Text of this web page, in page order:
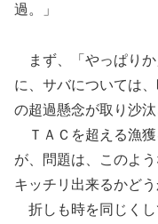
過。」
まず、「やっぱりか
に、サバについては
の超過懸念が取り沙
ＴＡＣを超える漁獲
が、問題は、このよ
キッチリ出来るかど
折しも時を同じくし